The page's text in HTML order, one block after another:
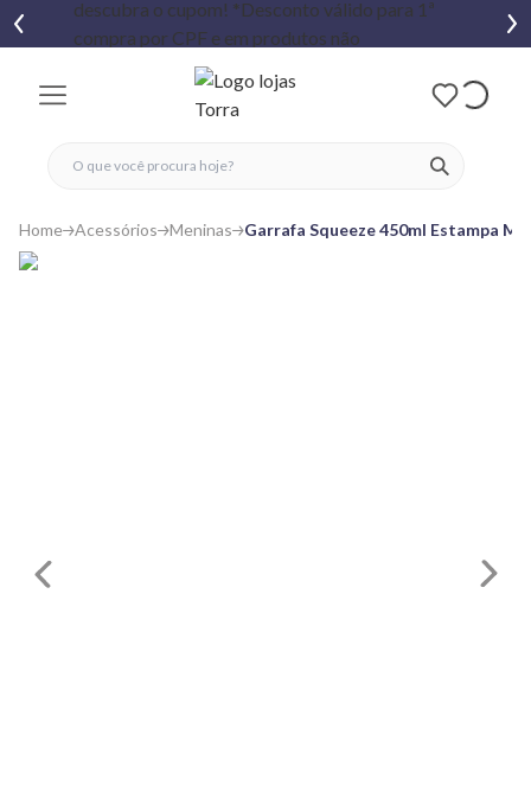
ver
fechar menu
fechar menu
favoritos
Home Acessórios Meninas Garrafa Squeeze 450ml Estampa